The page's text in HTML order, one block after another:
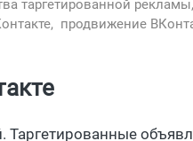
таргетированной рекламы,
продвижение
Таргетированные